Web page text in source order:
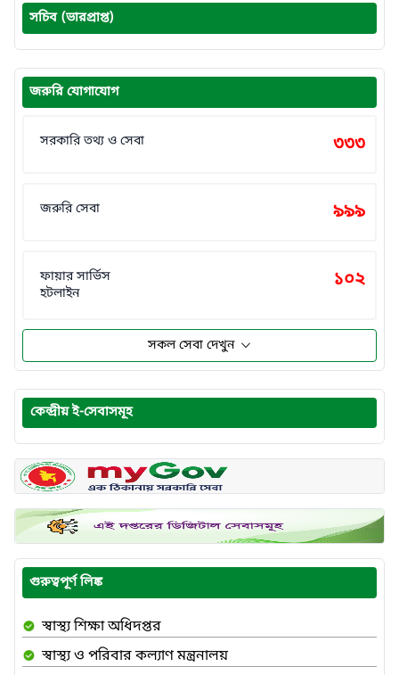
সচিব (ভারপ্রাপ্ত)
জরুরি যোগাযোগ
সরকারি তথ্য ও সেবা ৩৩৩
জরুরি সেবা ৯৯৯
ফায়ার সার্ভিস
হটলাইন
১০২
সকল সেবা দেখুন
কেন্দ্রীয় ই-সেবাসমূহ
গুরুত্বপূর্ণ লিঙ্ক
স্বাস্থ্য শিক্ষা অধিদপ্তর
স্বাস্থ্য ও পরিবার কল্যাণ মন্ত্রনালয়